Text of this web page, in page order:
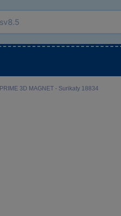
PRIME 3D MAGNET - Surikaty 18834